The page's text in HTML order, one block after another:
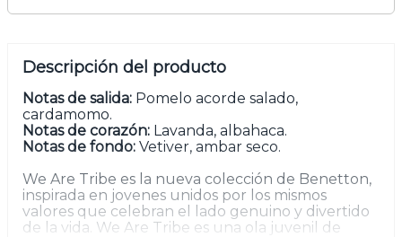
Descripción del producto
Notas de salida: Pomelo acorde salado,
cardamomo.
Notas de corazón: Lavanda, albahaca.
Notas de fondo: Vetiver, ambar seco.
We Are Tribe es la nueva colección de Benetton,
inspirada en jovenes unidos por los mismos
valores que celebran el lado genuino y divertido
de la vida. We Are Tribe es una ola juvenil de